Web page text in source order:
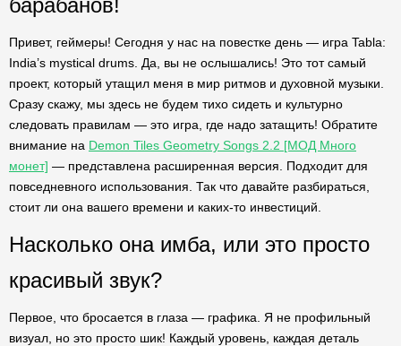
барабанов!
Привет, геймеры! Сегодня у нас на повестке день — игра Tabla:
India’s mystical drums. Да, вы не ослышались! Это тот самый
проект, который утащил меня в мир ритмов и духовной музыки.
Сразу скажу, мы здесь не будем тихо сидеть и культурно
следовать правилам — это игра, где надо затащить! Обратите
внимание на Demon Tiles Geometry Songs 2.2 [МОД Много
монет] — представлена расширенная версия. Подходит для
повседневного использования. Так что давайте разбираться,
стоит ли она вашего времени и каких-то инвестиций.
Насколько она имба, или это просто
красивый звук?
Первое, что бросается в глаза — графика. Я не профильный
визуал, но это просто шик! Каждый уровень, каждая деталь